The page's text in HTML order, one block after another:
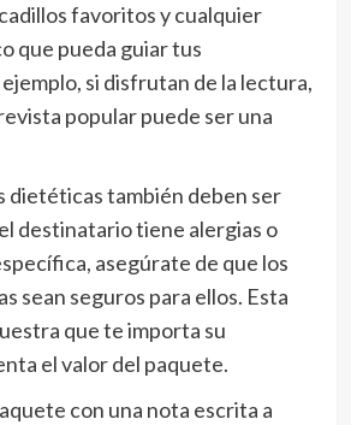
favoritos y cualquier
que pueda guiar tus
si disfrutan de la lectura,
popular puede ser una
dietéticas también deben ser
destinatario tiene alergias o
asegúrate de que los
sean seguros para ellos. Esta
que te importa su
el valor del paquete.
con una nota escrita a